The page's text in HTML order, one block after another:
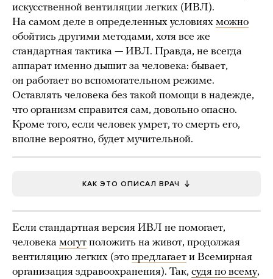
искусственной вентиляции легких (ИВЛ).
На самом деле в определенных условиях можно
обойтись другими методами, хотя все же
стандартная тактика — ИВЛ. Правда, не всегда
аппарат именно дышит за человека: бывает,
он работает во вспомогательном режиме.
Оставлять человека без такой помощи в надежде,
что организм справится сам, довольно опасно.
Кроме того, если человек умрет, то смерть его,
вполне вероятно, будет мучительной.
КАК ЭТО ОПИСАЛ ВРАЧ
Если стандартная версия ИВЛ не помогает,
человека могут положить на живот, продолжая
вентиляцию легких (это предлагает и Всемирная
организация здравоохранения). Так, судя по всему,